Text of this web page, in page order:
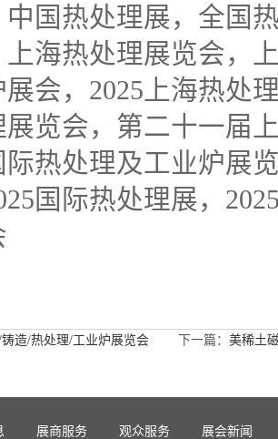
中国热处理展，全国
上海热处理展览会，
会，2025上海热处
展览会，第二十一届
热处理及工业炉展
国际热处理展，
造/热处理/工业炉展览会 下一篇： 美稀土
展商服务 观众服务 展会新闻